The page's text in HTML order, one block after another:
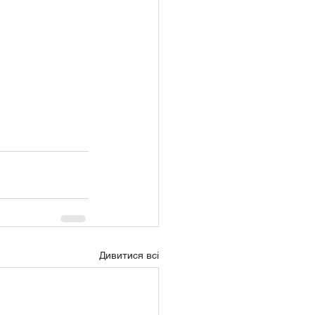
Дивитися всі